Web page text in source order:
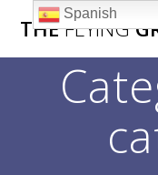
THEFLYING
Spanish